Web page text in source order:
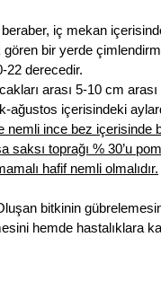
iç mekan
bir yerde
22 derecedir.
arası 5-10 cm
ağustos içerisindeki
nemli ince bez içerisinde
saksı toprağı % 30’u
hafif nemli olmalıdır.
bitkinin
hemde hastalıklara